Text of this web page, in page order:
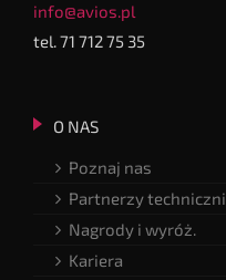
info@avios.pl
tel. 71 712 75 35
O NAS
Poznaj nas
Partnerzy techniczni
Nagrody i wyróż.
Kariera